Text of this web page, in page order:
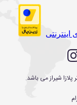
شیرازمی باشد.